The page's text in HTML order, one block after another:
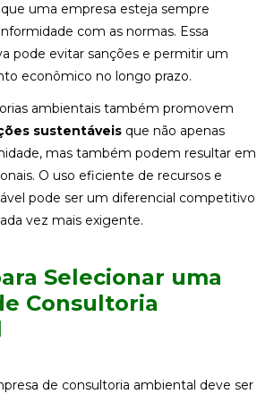
uma empresa esteja sempre
com as normas. Essa
pode evitar sanções e permitir um
econômico no longo prazo.
ambientais também promovem
sustentáveisque não apenas
mas também podem resultar em
O uso eficiente de recursos e
pode ser um diferencial competitivo
vez mais exigente.
Selecionar uma
Consultoria
de consultoria ambiental deve ser